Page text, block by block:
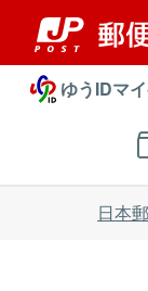
ゆうIDマ
日本